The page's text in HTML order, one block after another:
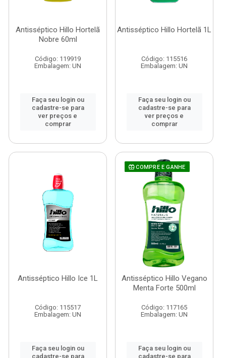
Antisséptico Hillo Hortelã
Nobre 60ml
Código: 119919
Embalagem: UN
Faça seu login ou
cadastre-se para
ver preços e
comprar
Antisséptico Hillo Hortelã 1L
Código: 115516
Embalagem: UN
Faça seu login ou
cadastre-se para
ver preços e
comprar
Antisséptico Hillo Ice 1L
Código: 115517
Embalagem: UN
Faça seu login ou
cadastre-se para
COMPRE E GANHE
Antisséptico Hillo Vegano
Menta Forte 500ml
Código: 117165
Embalagem: UN
Faça seu login ou
cadastre-se para